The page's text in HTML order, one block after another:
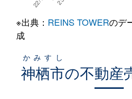
※出典： REINS TOWERのデ
成
神栖市
かみすし
の不動産